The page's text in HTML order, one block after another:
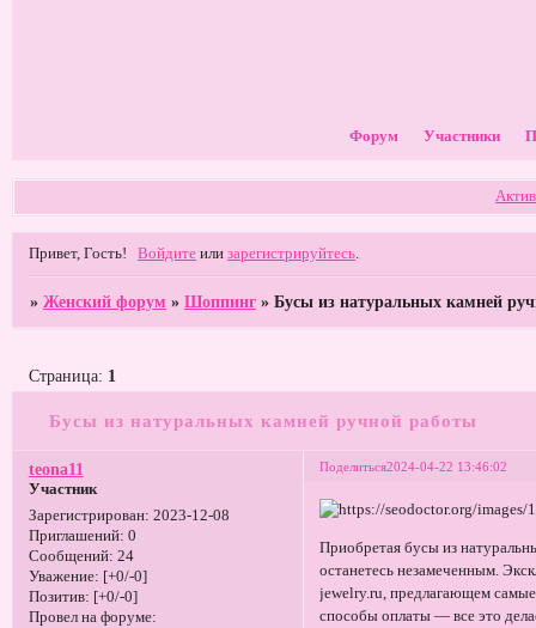
Форум Участники
Привет, Гость! Войдите илизарегистрируйтесь
»Женский форум »Шоппинг »Бусы из натуральных камней
Бусы из натуральных камней ручной работы
Страница: 1
Поделиться2024-04-22 13:46:02
teona11
Участник
Зарегистрирован: 2023-12-08
Приглашений: 0
Сообщений: 24
Уважение: [+0/-0]
Позитив: [+0/-0]
Провел на форуме:
Приобретая бусы из
останетесь незамеченным.
jewelry.ru, предлагающем
способы оплаты — все это